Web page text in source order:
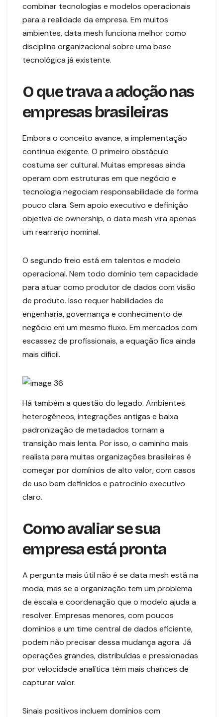
combinar tecnologias e modelos operacionais
para a realidade da empresa. Em muitos
ambientes, data mesh funciona melhor como
disciplina organizacional sobre uma base
tecnológica já existente.
O que trava a adoção nas
empresas brasileiras
Embora o conceito avance, a implementação
continua exigente. O primeiro obstáculo
costuma ser cultural. Muitas empresas ainda
operam com estruturas em que negócio e
tecnologia negociam responsabilidade de forma
pouco clara. Sem apoio executivo e definição
objetiva de ownership, o data mesh vira apenas
um rearranjo nominal.
O segundo freio está em talentos e modelo
operacional. Nem todo domínio tem capacidade
para atuar como produtor de dados com visão
de produto. Isso requer habilidades de
engenharia, governança e conhecimento de
negócio em um mesmo fluxo. Em mercados com
escassez de profissionais, a equação fica ainda
mais difícil.
Há também a questão do legado. Ambientes
heterogêneos, integrações antigas e baixa
padronização de metadados tornam a
transição mais lenta. Por isso, o caminho mais
realista para muitas organizações brasileiras é
começar por domínios de alto valor, com casos
de uso bem definidos e patrocínio executivo
claro.
Como avaliar se sua
empresa está pronta
A pergunta mais útil não é se data mesh está na
moda, mas se a organização tem um problema
de escala e coordenação que o modelo ajuda a
resolver. Empresas menores, com poucos
domínios e um time central de dados eficiente,
podem não precisar dessa mudança agora. Já
operações grandes, distribuídas e pressionadas
por velocidade analítica têm mais chances de
capturar valor.
Sinais positivos incluem domínios com